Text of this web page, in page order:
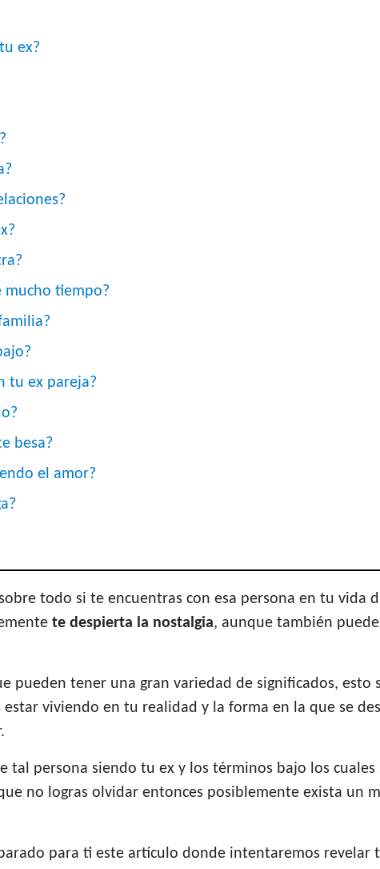
ex?
mucho tiempo?
tu ex pareja?
besa?
el amor?
todo si te encuentras con esa persona en tu
te despierta la nostalgia, aunque también
pueden tener una gran variedad de significados, esto
viviendo en tu realidad y la forma en la que se
persona siendo tu ex y los términos bajo los cuales
no logras olvidar entonces posiblemente exista un
para ti este artículo donde intentaremos